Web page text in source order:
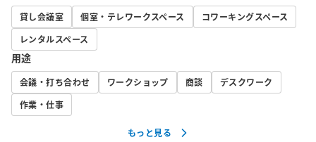
■お願い
・発熱のある方や体調不良の方はご利用をお控えいただくようお
願いいたします。
・ゴミはスペース内のゴミ箱に捨てていただけますが、分別にご
協力ください。
・フリードリンクはご自由にご利用ください。
・個室以外のお部屋はご利用いただけません。
貸し会議室 個室・テレワークスペース
コワーキングスペース
レンタルスペース
用途
会議・打ち合わせ ワークショップ 商談
デスクワーク
作業・仕事
もっと見る